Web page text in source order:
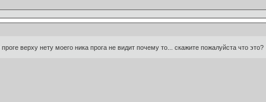
верху нету моего ника прога не видит почему то... скажите пожалуйста что это?